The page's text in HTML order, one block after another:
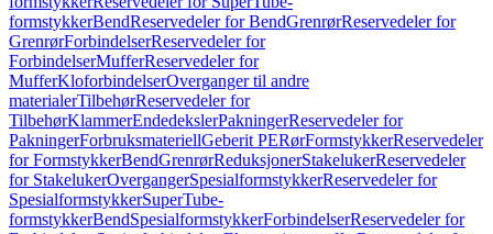
formstykkerBendReservedeler for BendGrenrørReservedeler for
GrenrørForbindelserReservedeler for
ForbindelserMufferReservedeler for
MufferKloforbindelserOverganger til andre
materialerTilbehørReservedeler for
TilbehørKlammerEndedekslerPakningerReservedeler for
PakningerForbruksmateriellGeberit PERørFormstykkerReservedeler
for FormstykkerBendGrenrørReduksjonerStakelukerReservedeler
for StakelukerOvergangerSpesialformstykkerReservedeler for
SpesialformstykkerSuperTube-
formstykkerBendSpesialformstykkerForbindelserReservedeler for